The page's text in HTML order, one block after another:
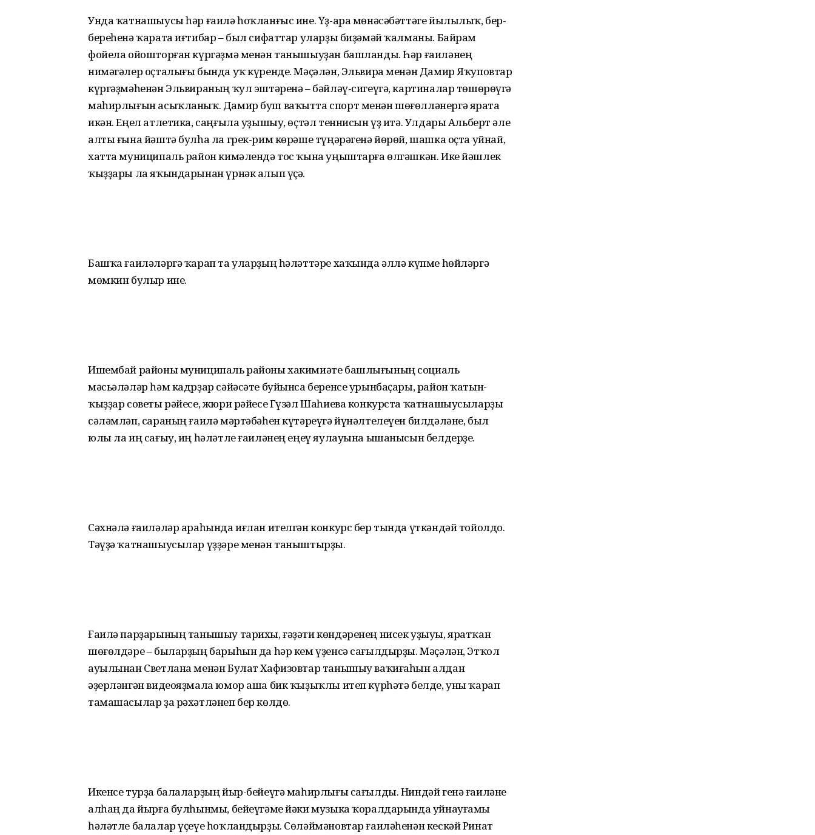
Унда ҡатнашыусы һәр ғаилә һоҡланғыс ине. Үҙ-ара мөнәсәбәттәге йылылыҡ, бер-
береһенә ҡарата иғтибар – был сифаттар уларҙы биҙәмәй ҡалманы. Байрам
фойела ойошторған күргәҙмә менән танышыуҙан башланды. Һәр ғаиләнең
нимәгәлер оҫталығы бында уҡ күренде. Мәҫәлән, Эльвира менән Дамир Яҡуповтар
күргәҙмәһенән Эльвираның ҡул эштәренә – бәйләү-сигеүгә, картиналар төшөрөүгә
маһирлығын асыҡланыҡ. Дамир буш ваҡытта спорт менән шөғөлләнергә ярата
икән. Еңел атлетика, саңғыла уҙышыу, өҫтәл теннисын үҙ итә. Улдары Альберт әле
алты ғына йәштә булһа ла грек-рим көрәше түңәрәгенә йөрөй, шашка оҫта уйнай,
хатта муниципаль район кимәлендә тос ҡына уңыштарға өлгәшкән. Ике йәшлек
ҡыҙҙары ла яҡындарынан үрнәк алып үҫә.
Башҡа ғаиләләргә ҡарап та уларҙың һәләттәре хаҡында әллә күпме һөйләргә
мөмкин булыр ине.
Ишембай районы муниципаль районы хакимиәте башлығының социаль
мәсьәләләр һәм кадрҙар сәйәсәте буйынса беренсе урынбаҫары, район ҡатын-
ҡыҙҙар советы рәйесе, жюри рәйесе Гүзәл Шаһиева конкурста ҡатнашыусыларҙы
сәләмләп, сараның ғаилә мәртәбәһен күтәреүгә йүнәлтелеүен билдәләне, был
юлы ла иң сағыу, иң һәләтле ғаиләнең еңеү яулауына ышанысын белдерҙе.
Сәхнәлә ғаиләләр араһында иғлан ителгән конкурс бер тында үткәндәй тойолдо.
Тәүҙә ҡатнашыусылар үҙҙәре менән таныштырҙы.
Ғаилә парҙарының танышыу тарихы, ғәҙәти көндәренең нисек уҙыуы, яратҡан
шөғөлдәре – быларҙың барыһын да һәр кем үҙенсә сағылдырҙы. Мәҫәлән, Этҡол
ауылынан Светлана менән Булат Хафизовтар танышыу ваҡиғаһын алдан
әҙерләнгән видеояҙмала юмор аша бик ҡыҙыҡлы итеп күрһәтә белде, уны ҡарап
тамашасылар ҙа рәхәтләнеп бер көлдө.
Икенсе турҙа балаларҙың йыр-бейеүгә маһирлығы сағылды. Ниндәй генә ғаиләне
алһаң да йырға булһынмы, бейеүгәме йәки музыка ҡоралдарында уйнауғамы
һәләтле балалар үҫеүе һоҡландырҙы. Сөләймәновтар ғаиләһенән кескәй Ринат